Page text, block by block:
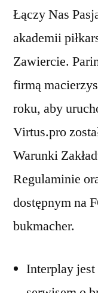
Łączy Nas
akademii
Zawiercie.
firmą
roku, aby
Virtus.pro
Warunki
Regulaminie
dostępnym na
bukmacher.
Interplay